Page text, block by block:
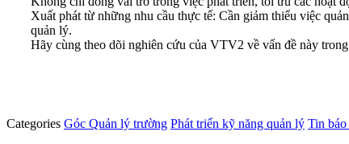
Xuất phát từ những nhu cầu thực tế: Cần giảm thiểu việc
quản lý.
Hãy cùng theo dõi nghiên cứu của VTV2 về vấn đề này
Categories Góc Quản lý trường Phát triển kỹ năng quản lý Tin